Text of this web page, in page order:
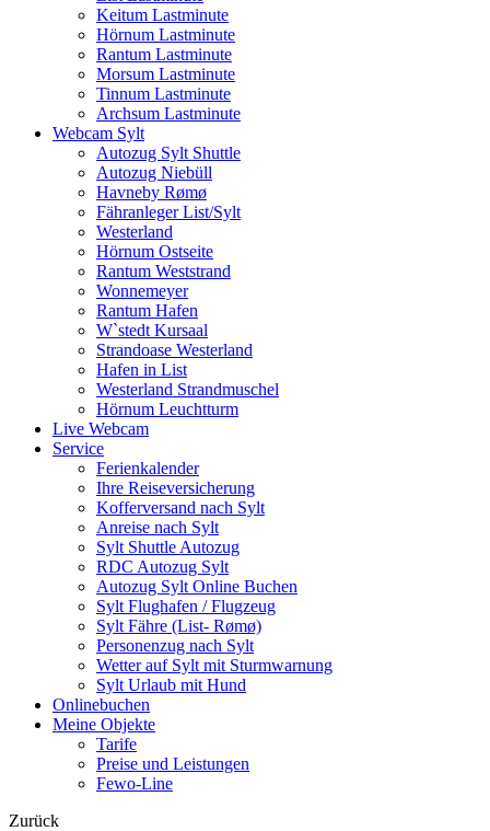
Keitum Lastminute
Hörnum Lastminute
Rantum Lastminute
Morsum Lastminute
Tinnum Lastminute
Archsum Lastminute
Webcam Sylt
Autozug Sylt Shuttle
Autozug Niebüll
Havneby Rømø
Fähranleger List/Sylt
Westerland
Hörnum Ostseite
Rantum Weststrand
Wonnemeyer
Rantum Hafen
W`stedt Kursaal
Strandoase Westerland
Hafen in List
Westerland Strandmuschel
Hörnum Leuchtturm
Live Webcam
Service
Ferienkalender
Ihre Reiseversicherung
Kofferversand nach Sylt
Anreise nach Sylt
Sylt Shuttle Autozug
RDC Autozug Sylt
Autozug Sylt Online Buchen
Sylt Flughafen / Flugzeug
Sylt Fähre (List- Rømø)
Personenzug nach Sylt
Wetter auf Sylt mit Sturmwarnung
Sylt Urlaub mit Hund
Onlinebuchen
Meine Objekte
Tarife
Preise und Leistungen
Fewo-Line
Zurück